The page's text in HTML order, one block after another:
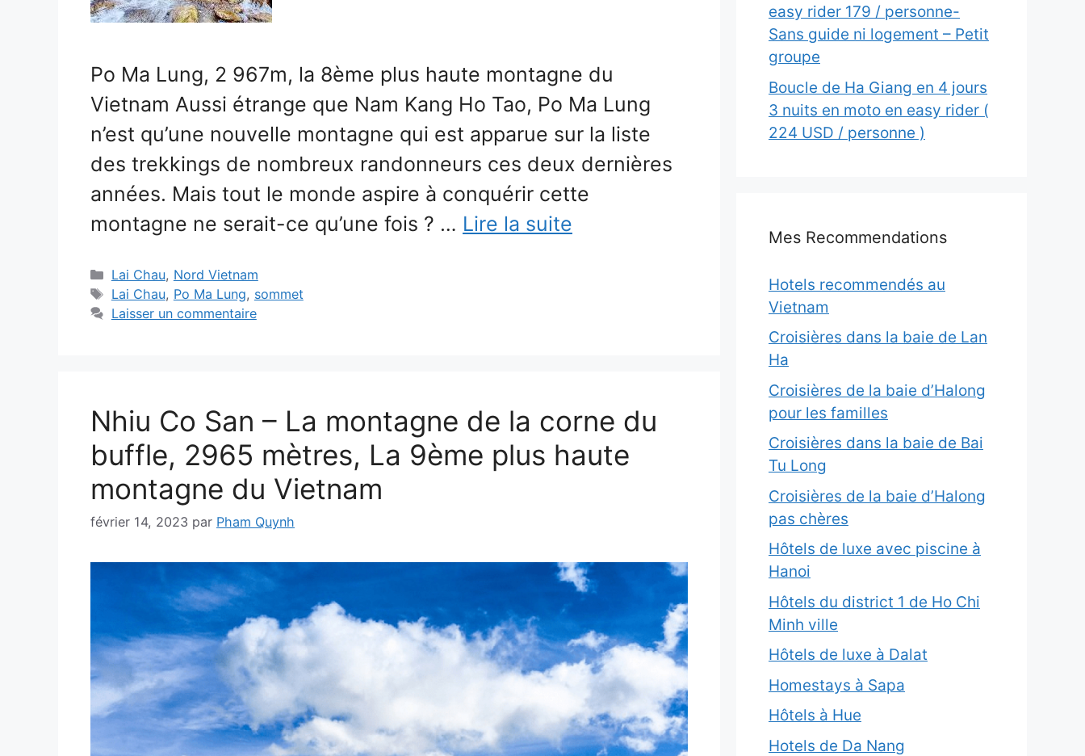
Po Ma Lung, 2 967m, la 8ème plus haute montagne du
Vietnam Aussi étrange que Nam Kang Ho Tao, Po Ma Lung
n’est qu’une nouvelle montagne qui est apparue sur la liste
des trekkings de nombreux randonneurs ces deux dernières
années. Mais tout le monde aspire à conquérir cette
montagne ne serait-ce qu’une fois ? … Lire la suite
Catégories
Lai Chau, Nord Vietnam
Étiquettes
Lai Chau, Po Ma Lung, sommet
Laisser un commentaire
Nhiu Co San – La montagne de la corne du
buffle, 2965 mètres, La 9ème plus haute
montagne du Vietnam
février 14, 2023 par Pham Quynh
easy rider 179 / personne-
Sans guide ni logement – Petit
groupe
Boucle de Ha Giang en 4 jours
3 nuits en moto en easy rider (
224 USD / personne )
Mes Recommendations
Hotels recommendés au
Vietnam
Croisières dans la baie de Lan
Ha
Croisières de la baie d’Halong
pour les familles
Croisières dans la baie de Bai
Tu Long
Croisières de la baie d’Halong
pas chères
Hôtels de luxe avec piscine à
Hanoi
Hôtels du district 1 de Ho Chi
Minh ville
Hôtels de luxe à Dalat
Homestays à Sapa
Hôtels à Hue
Hotels de Da Nang